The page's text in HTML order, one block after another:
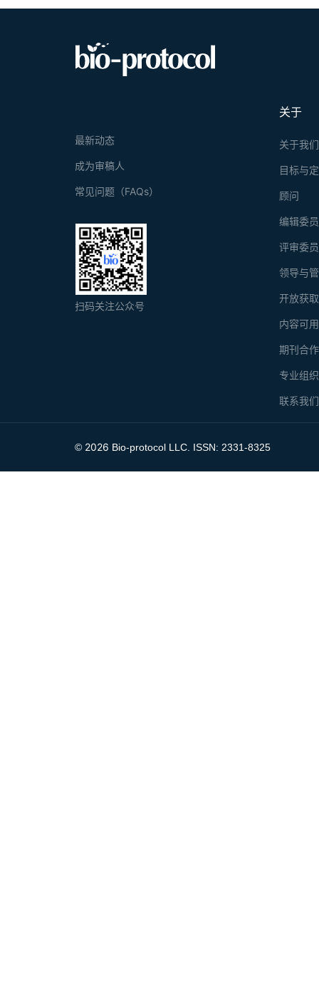
关于
关于我们
目标与
顾问
编辑委
评审委
领导与
开放获
内容可
期刊合
专业组
联系我们
最新动态
成为审稿人
常见问题（FAQs）
扫码关注公众号
© 2026 Bio-protocol LLC. ISSN: 2331-8325